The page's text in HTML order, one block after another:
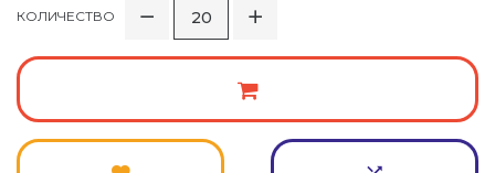
КОЛИЧЕСТВО